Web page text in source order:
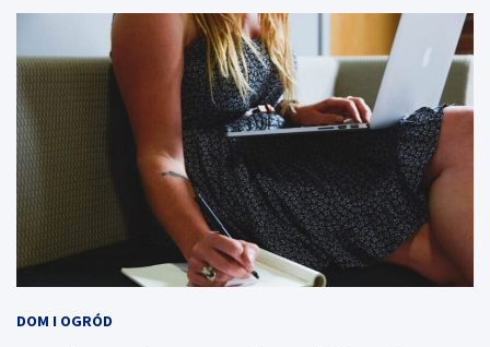
DOM I OGRÓD